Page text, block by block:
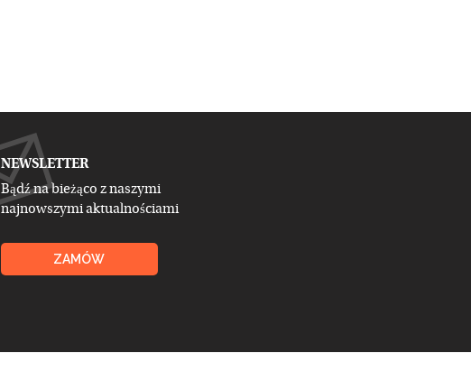
NEWSLETTER
Bądź na bieżąco z naszymi
najnowszymi aktualnościami
ZAMÓW